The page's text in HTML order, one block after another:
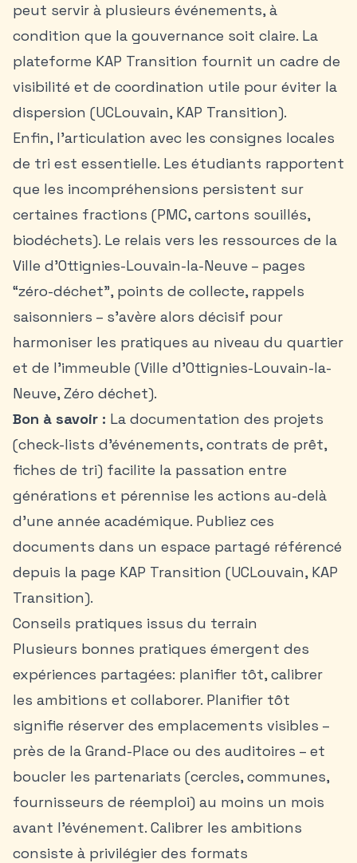
peut servir à plusieurs événements, à
condition que la gouvernance soit claire. La
plateforme KAP Transition fournit un cadre de
visibilité et de coordination utile pour éviter la
dispersion (UCLouvain, KAP Transition).
Enfin, l’articulation avec les consignes locales
de tri est essentielle. Les étudiants rapportent
que les incompréhensions persistent sur
certaines fractions (PMC, cartons souillés,
biodéchets). Le relais vers les ressources de la
Ville d’Ottignies-Louvain-la-Neuve – pages
“zéro-déchet”, points de collecte, rappels
saisonniers – s’avère alors décisif pour
harmoniser les pratiques au niveau du quartier
et de l’immeuble (Ville d’Ottignies-Louvain-la-
Neuve, Zéro déchet).
Bon à savoir : La documentation des projets
(check-lists d’événements, contrats de prêt,
fiches de tri) facilite la passation entre
générations et pérennise les actions au-delà
d’une année académique. Publiez ces
documents dans un espace partagé référencé
depuis la page KAP Transition (UCLouvain, KAP
Transition).
Conseils pratiques issus du terrain
Plusieurs bonnes pratiques émergent des
expériences partagées: planifier tôt, calibrer
les ambitions et collaborer. Planifier tôt
signifie réserver des emplacements visibles –
près de la Grand-Place ou des auditoires – et
boucler les partenariats (cercles, communes,
fournisseurs de réemploi) au moins un mois
avant l’événement. Calibrer les ambitions
consiste à privilégier des formats